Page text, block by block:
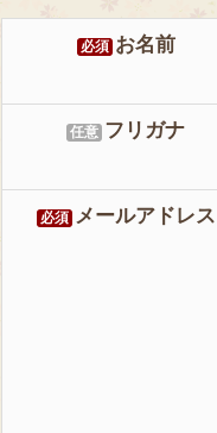
必須 お名前
任意 フリガナ
必須 メールアドレス